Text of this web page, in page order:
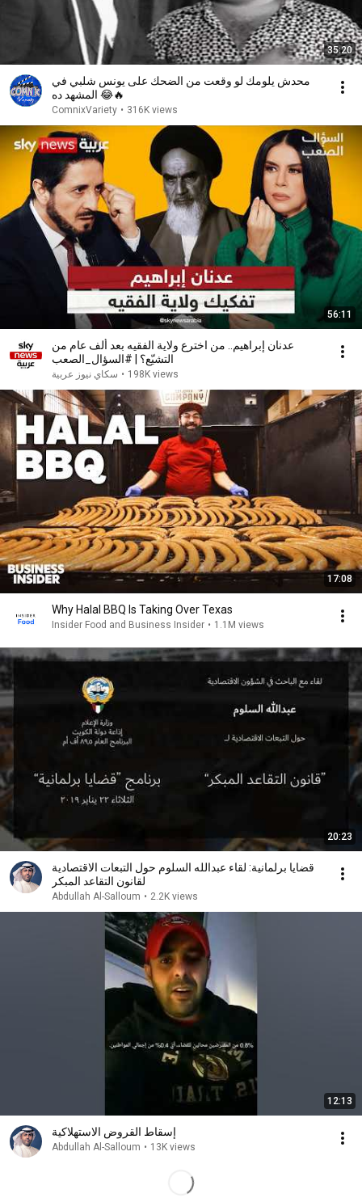
35:20
محدش يلومك لو وقعت من الضحك على يونس شلبي في
المشهد ده 😂🔥
ComnixVariety • 316K views
56:11
عدنان إبراهيم.. من اخترع ولاية الفقيه بعد ألف عام من
التشيّع؟ | #السؤال_الصعب
سكاي نيوز عربية • 198K views
17:08
Why Halal BBQ Is Taking Over Texas
Insider Food and Business Insider • 1.1M views
20:23
قضايا برلمانية: لقاء عبدالله السلوم حول التبعات الاقتصادية
لقانون التقاعد المبكر
Abdullah Al-Salloum • 2.2K views
12:13
إسقاط القروض الاستهلاكية
Abdullah Al-Salloum • 13K views